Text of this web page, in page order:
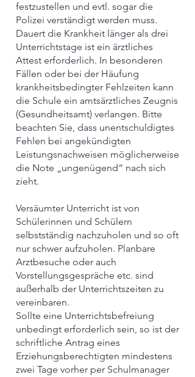
festzustellen und evtl. sogar die
Polizei verständigt werden muss.
Dauert die Krankheit länger als drei
Unterrichtstage ist ein ärztliches
Attest erforderlich. In besonderen
Fällen oder bei der Häufung
krankheitsbedingter Fehlzeiten kann
die Schule ein amtsärztliches Zeugnis
(Gesundheitsamt) verlangen. Bitte
beachten Sie, dass unentschuldigtes
Fehlen bei angekündigten
Leistungsnachweisen möglicherweise
die Note „ungenügend“ nach sich
zieht.
Versäumter Unterricht ist von
Schülerinnen und Schülern
selbstständig nachzuholen und so oft
nur schwer aufzuholen. Planbare
Arztbesuche oder auch
Vorstellungsgespräche etc. sind
außerhalb der Unterrichtszeiten zu
vereinbaren.
Sollte eine Unterrichtsbefreiung
unbedingt erforderlich sein, so ist der
schriftliche Antrag eines
Erziehungsberechtigten mindestens
zwei Tage vorher per Schulmanager